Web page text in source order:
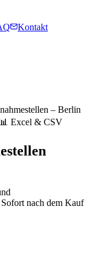
Kontakt
– Berlin
📊 Excel & CSV
Sofort nach dem Kauf